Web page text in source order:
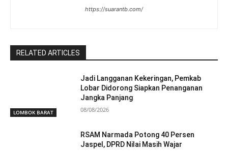
https://suarantb.com/
RELATED ARTICLES
LOMBOK BARAT
Jadi Langganan Kekeringan, Pemkab
Lobar Didorong Siapkan Penanganan
Jangka Panjang
08/08/2026
RSAM Narmada Potong 40 Persen
Jaspel, DPRD Nilai Masih Wajar